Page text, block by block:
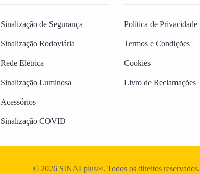
Sinalização de Segurança
Sinalização Rodoviária
Rede Elétrica
Sinalização Luminosa
Acessórios
Sinalização COVID
Política de Privacidade
Termos e Condições
Cookies
Livro de Reclamações
© 2026 SINALplus®. Todos os direitos reservados.